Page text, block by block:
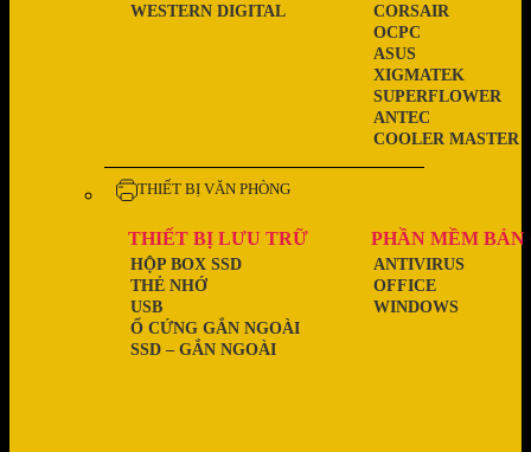
WESTERN DIGITAL
COOLER MASTER
ANTEC
SUPERFLOWER
XIGMATEK
ASUS
OCPC
CORSAIR
THIẾT BỊ VĂN PHÒNG
THIẾT BỊ LƯU TRỮ
SSD – GẮN NGOÀI
Ổ CỨNG GẮN NGOÀI
USB
THẺ NHỚ
HỘP BOX SSD
PHẦN MỀM BẢN
WINDOWS
OFFICE
ANTIVIRUS